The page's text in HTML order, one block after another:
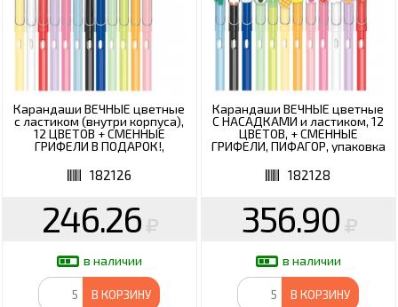
Карандаши ВЕЧНЫЕ цветные
с ластиком (внутри корпуса),
12 ЦВЕТОВ + СМЕННЫЕ
ГРИФЕЛИ В ПОДАРОК!,
182126
246.26
в наличии
В КОРЗИНУ
Карандаши ВЕЧНЫЕ цветные
С НАСАДКАМИ и ластиком, 12
ЦВЕТОВ, + СМЕННЫЕ
ГРИФЕЛИ, ПИФАГОР, упаковка
182128
356.90
в наличии
В КОРЗИНУ